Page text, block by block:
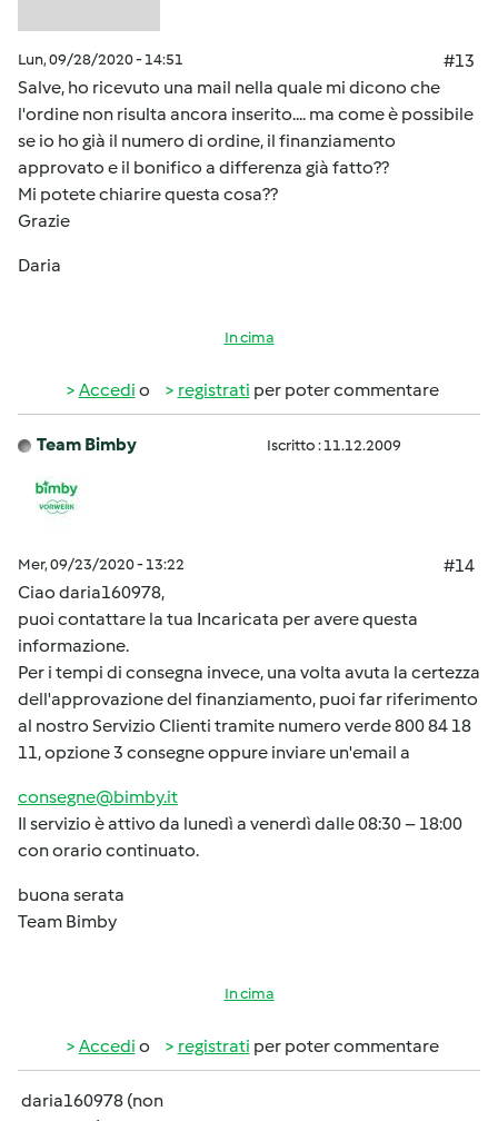
Lun, 09/28/2020 - 14:51
#13
Salve, ho ricevuto una mail nella quale mi dicono che
l'ordine non risulta ancora inserito.... ma come è possibile
se io ho già il numero di ordine, il finanziamento
approvato e il bonifico a differenza già fatto??
Mi potete chiarire questa cosa??
Grazie
Daria
In cima
Accedi o registrati per poter commentare
Team Bimby Iscritto : 11.12.2009
Mer, 09/23/2020 - 13:22
#14
Ciao daria160978,
puoi contattare la tua Incaricata per avere questa
informazione.
Per i tempi di consegna invece, una volta avuta la certezza
dell'approvazione del finanziamento, puoi far riferimento
al nostro Servizio Clienti tramite numero verde 800 84 18
11, opzione 3 consegne oppure inviare un'email a
consegne@bimby.it
Il servizio è attivo da lunedì a venerdì dalle 08:30 – 18:00
con orario continuato.
buona serata
Team Bimby
In cima
Accedi o registrati per poter commentare
daria160978 (non